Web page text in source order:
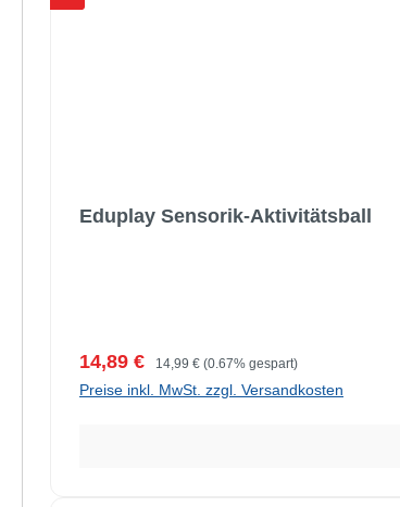
Eduplay Sensorik-Aktivitätsball
Verkaufspreis:
14,89 € Regulärer Preis:
14,99 € (0.67% gespart)
Preise inkl. MwSt. zzgl. Versandkosten